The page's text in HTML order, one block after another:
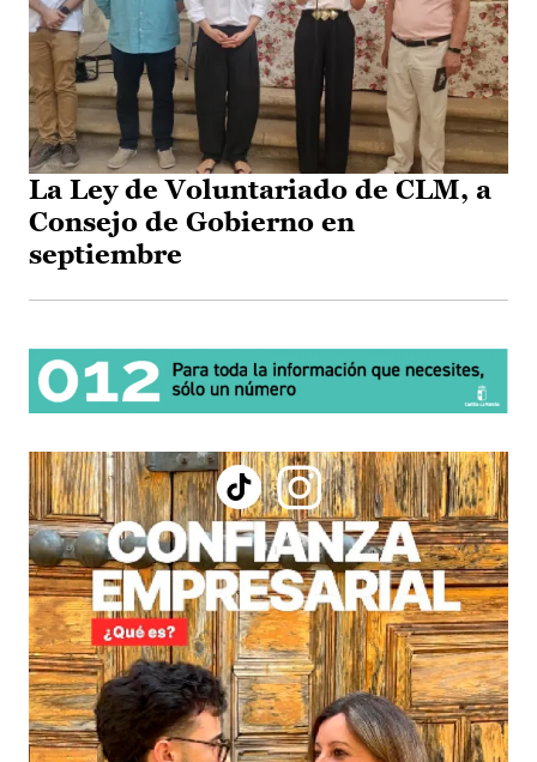
La Ley de Voluntariado de CLM, a
Consejo de Gobierno en
septiembre